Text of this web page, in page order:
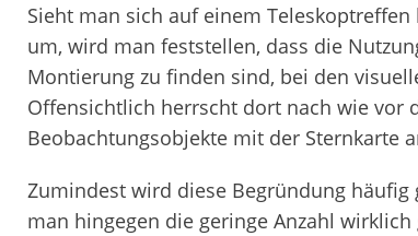
Sieht man sich auf einem
um, wird man feststellen, dass die
Montierung zu finden sind, bei den
Offensichtlich herrscht dort nach wie vor
Beobachtungsobjekte mit der Sternkarte
Zumindest wird diese Begründung
man hingegen die geringe Anzahl